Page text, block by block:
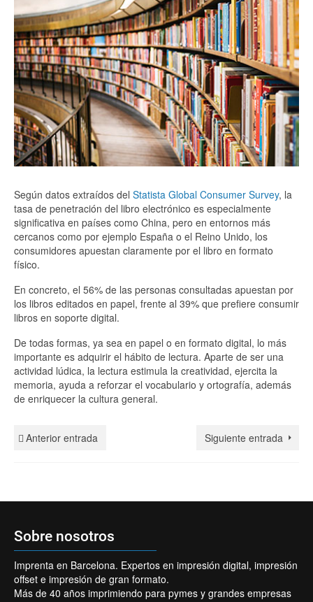
Según datos extraídos del Statista Global Consumer Survey, la
tasa de penetración del libro electrónico es especialmente
significativa en países como China, pero en entornos más
cercanos como por ejemplo España o el Reino Unido, los
consumidores apuestan claramente por el libro en formato
físico.
En concreto, el 56% de las personas consultadas apuestan por
los libros editados en papel, frente al 39% que prefiere consumir
libros en soporte digital.
De todas formas, ya sea en papel o en formato digital, lo más
importante es adquirir el hábito de lectura. Aparte de ser una
actividad lúdica, la lectura estimula la creatividad, ejercita la
memoria, ayuda a reforzar el vocabulario y ortografía, además
de enriquecer la cultura general.
Anterior entrada Siguiente entrada
Sobre nosotros
Imprenta en Barcelona. Expertos en impresión digital, impresión
offset e impresión de gran formato.
Más de 40 años imprimiendo para pymes y grandes empresas